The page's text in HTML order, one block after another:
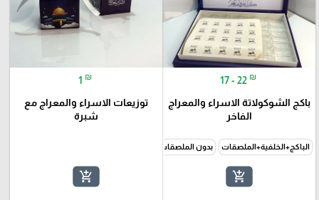
17 - 22 ₪
باكج الشوكولاتة الاسراء والمعراج
الفاخر
الباكج+الخلفية+الملصقات بدون الملصقات
add_shopping_cart
1 ₪
توزيعات الاسراء والمعراج مع
شبرة
add_shopping_cart